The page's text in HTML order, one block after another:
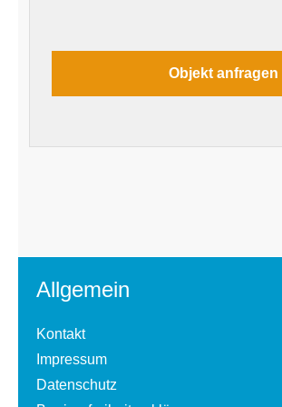
Allgemein
Kontakt
Impressum
Datenschutz